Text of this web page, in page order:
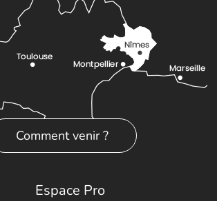
Comment venir ?
Espace Pro